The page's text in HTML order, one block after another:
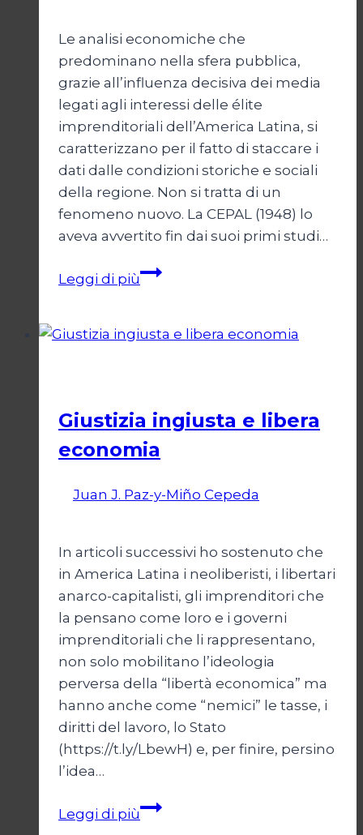
Le analisi economiche che
predominano nella sfera pubblica,
grazie all’influenza decisiva dei media
legati agli interessi delle élite
imprenditoriali dell’America Latina, si
caratterizzano per il fatto di staccare i
dati dalle condizioni storiche e sociali
della regione. Non si tratta di un
fenomeno nuovo. La CEPAL (1948) lo
aveva avvertito fin dai suoi primi studi…
Leggi di piùLibertà
perversa
Giustizia ingiusta e libera
economia
Juan J. Paz-y-Miño Cepeda
In articoli successivi ho sostenuto che
in America Latina i neoliberisti, i libertari
anarco-capitalisti, gli imprenditori che
la pensano come loro e i governi
imprenditoriali che li rappresentano,
non solo mobilitano l’ideologia
perversa della “libertà economica” ma
hanno anche come “nemici” le tasse, i
diritti del lavoro, lo Stato
(https://t.ly/LbewH) e, per finire, persino
l’idea…
Leggi di piùGiustizia